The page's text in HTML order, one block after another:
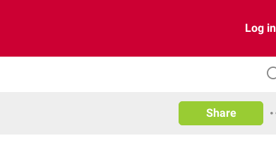
Log in
Share